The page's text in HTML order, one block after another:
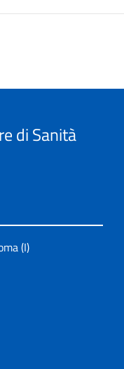
di Sanità
(I)